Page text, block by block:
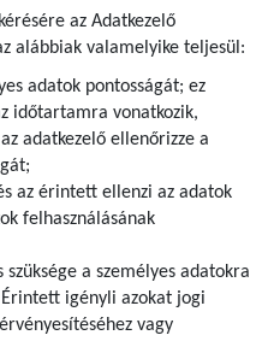
az Adatkezelő
alábbiak valamelyike teljesül:
adatok pontosságát; ez
időtartamra vonatkozik,
adatkezelő ellenőrizze a
az érintett ellenzi az adatok
felhasználásának
a személyes adatokra
igényli azokat jogi
vagy